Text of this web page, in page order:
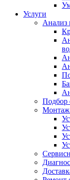
Услуги
Анализ
Подбор
Монтаж